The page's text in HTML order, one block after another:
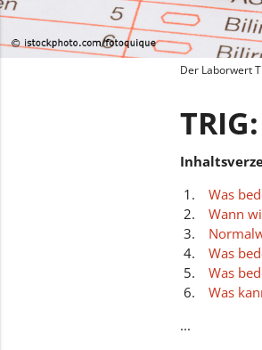
Der Laborwert
Was
Wann
Was
Was
Was
...